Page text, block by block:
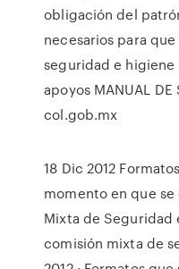
obligación del
necesarios para
seguridad e
apoyos MANUAL DE
col.gob.mx
18 Dic 2012
momento en que
Mixta de Seguridad
comisión mixta de